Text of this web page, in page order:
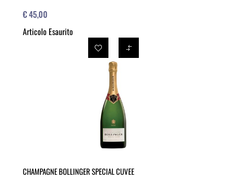
€ 45,00
Articolo Esaurito
CHAMPAGNE BOLLINGER SPECIAL CUVEE